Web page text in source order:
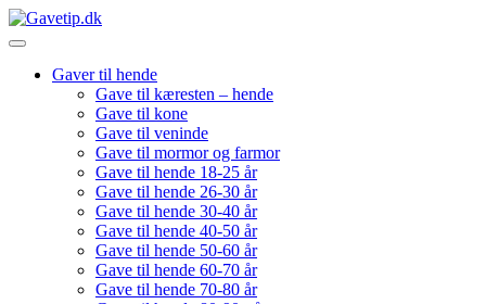
Gaver til hende
Gave til kæresten – hende
Gave til kone
Gave til veninde
Gave til mormor og farmor
Gave til hende 18-25 år
Gave til hende 26-30 år
Gave til hende 30-40 år
Gave til hende 40-50 år
Gave til hende 50-60 år
Gave til hende 60-70 år
Gave til hende 70-80 år